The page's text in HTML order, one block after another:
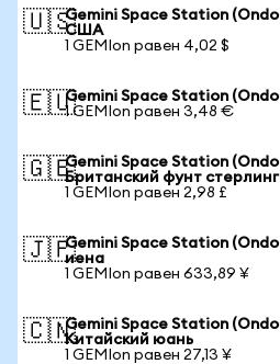
🇺🇸Gemini Space Station
США
1 GEMIon равен 4,02 $
🇪🇺Gemini Space Station
1 GEMIon равен 3,48 €
🇬🇧Gemini Space Station
Британский фунт
1 GEMIon равен 2,98 £
🇯🇵Gemini Space Station
иена
1 GEMIon равен 633,89 ¥
🇨🇳Gemini Space Station
Китайский юань
1 GEMIon равен 27,13 ¥